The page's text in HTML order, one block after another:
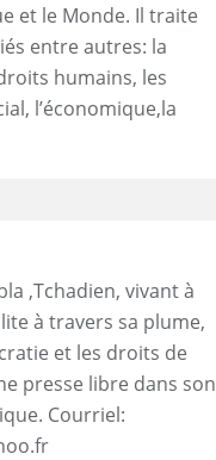
et le Monde. Il traite
entre autres: la
humains, les
l’économique,la
,Tchadien, vivant à
à travers sa plume,
et les droits de
presse libre dans son
Courriel: